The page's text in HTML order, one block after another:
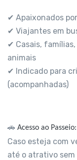
✔ Apaixonados
✔ Viajantes em
✔ Casais,
animais
✔ Indicado para
(acompanhadas)
🚗 Acesso ao Passeio:
Caso esteja com
até o atrativo sem